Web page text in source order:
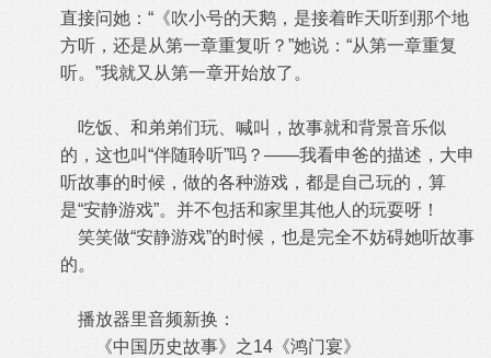
直接问她：“《吹小号的天鹅，是接着昨天听到那个地
方听，还是从第一章重复听？”她说：“从第一章重复
听。”我就又从第一章开始放了。
吃饭、和弟弟们玩、喊叫，故事就和背景音乐似
的，这也叫“伴随聆听”吗？——我看申爸的描述，大申
听故事的时候，做的各种游戏，都是自己玩的，算
是“安静游戏”。并不包括和家里其他人的玩耍呀！
笑笑做“安静游戏”的时候，也是完全不妨碍她听故事
的。
播放器里音频新换：
《中国历史故事》之14《鸿门宴》